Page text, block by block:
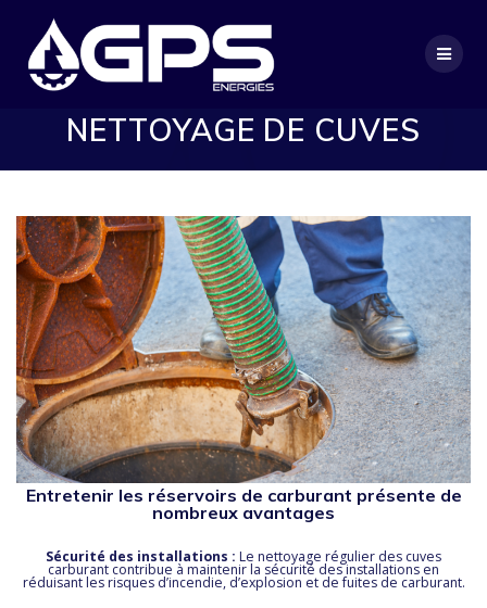
au
contenu
NETTOYAGE DE CUVES
Entretenir les réservoirs de carburant présente de
nombreux avantages
Sécurité des installations : Le nettoyage régulier des cuves
carburant contribue à maintenir la sécurité des installations en
réduisant les risques d’incendie, d’explosion et de fuites de carburant.